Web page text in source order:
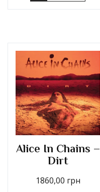
Alice In Chains –
Dirt
1860,00 грн